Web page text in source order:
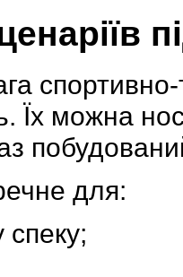
Їх можна
для:
спеку;